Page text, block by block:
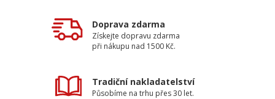
Doprava zdarma
Získejte dopravu zdarma
při nákupu nad 1500 Kč.
Tradiční nakladatelství
Působíme na trhu přes 30 let.